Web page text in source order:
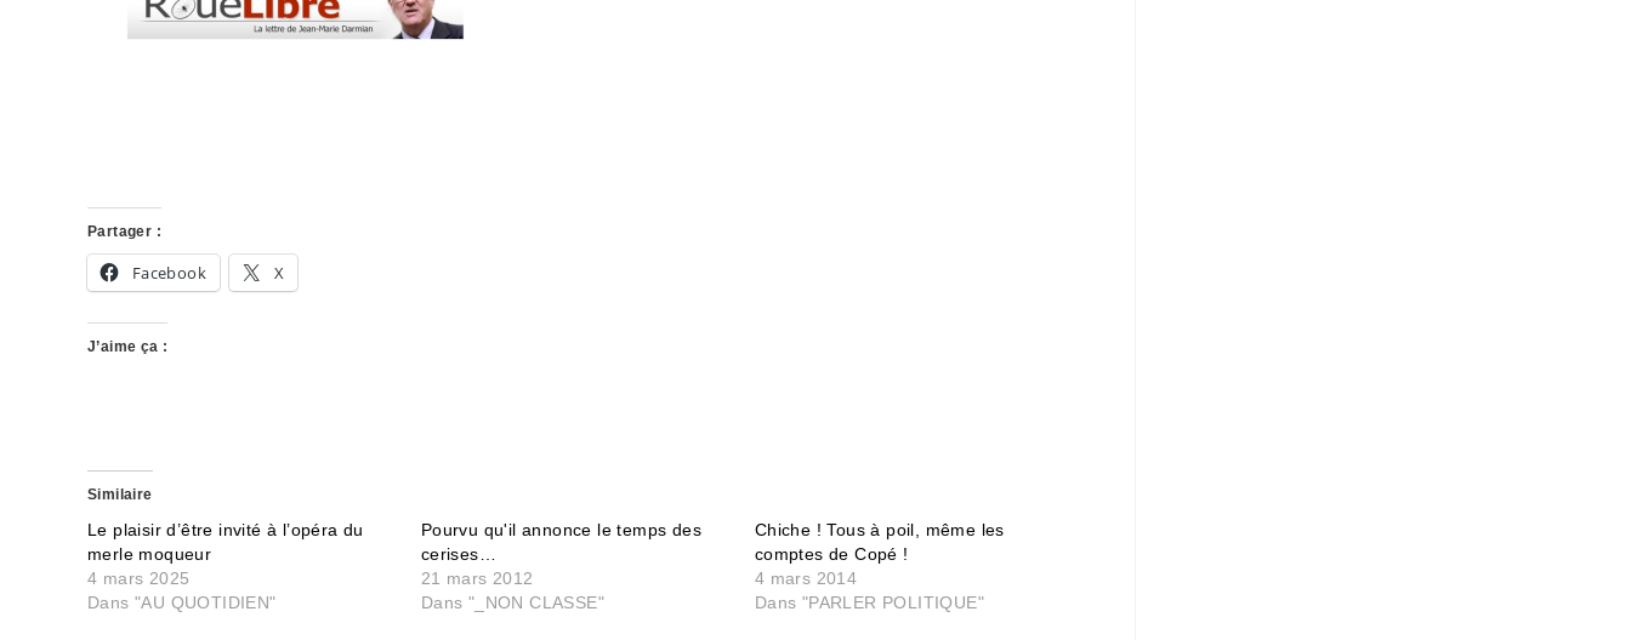
Partager :
Facebook X
J’aime ça :
Similaire
Le plaisir d’être invité à l’opéra du
merle moqueur
4 mars 2025
Dans "AU QUOTIDIEN"
Pourvu qu'il annonce le temps des
cerises…
21 mars 2012
Dans "_NON CLASSE"
Chiche ! Tous à poil, même les
comptes de Copé !
4 mars 2014
Dans "PARLER POLITIQUE"